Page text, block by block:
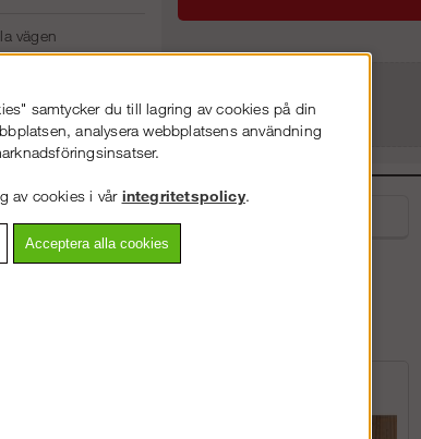
vägen
Artnr:
info
samtycker du till lagring av cookies på din
analysera webbplatsens användning
av cookies i vår integritetspolicy.
Acceptera alla cookies
STEGPROFFSEN.SE